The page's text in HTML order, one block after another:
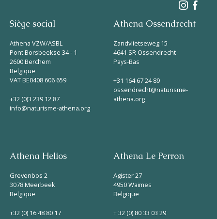
Siège social
Athena VZW/ASBL
Pont Borsbeekse 34 - 1
2600 Berchem
Belgique
VAT BE0408 606 659
+32 (0)3 239 12 87
info@naturisme-athena.org
Athena Ossendrecht
Zandvlietseweg 15
4641 SR Ossendrecht
Pays-Bas
+31 164 67 24 89
ossendrecht@naturisme-
athena.org
Athena Helios
Grevenbos 2
3078 Meerbeek
Belgique
+32 (0) 16 48 80 17
Athena Le Perron
Agister 27
4950 Waimes
Belgique
+ 32 (0) 80 33 03 29